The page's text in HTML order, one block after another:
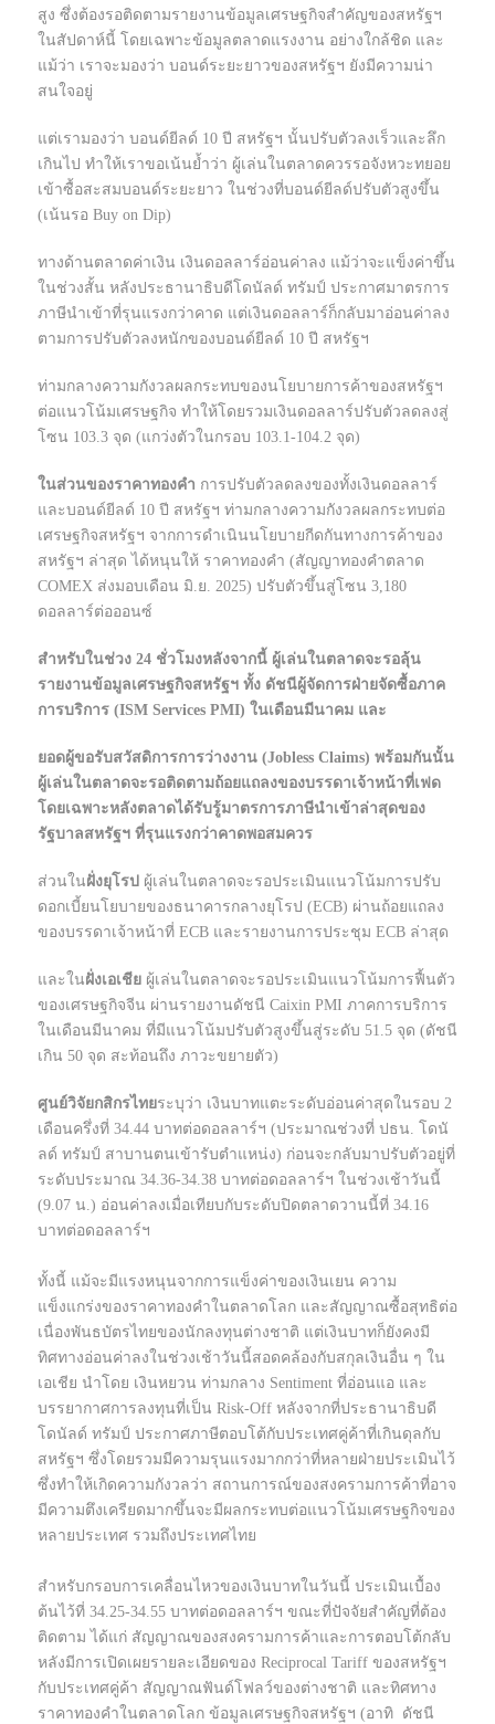
สูง ซึ่งต้องรอติดตามรายงานข้อมูลเศรษฐกิจสำคัญของสหรัฐฯ
ในสัปดาห์นี้ โดยเฉพาะข้อมูลตลาดแรงงาน อย่างใกล้ชิด และ
แม้ว่า เราจะมองว่า บอนด์ระยะยาวของสหรัฐฯ ยังมีความน่า
สนใจอยู่
แต่เรามองว่า บอนด์ยีลด์ 10 ปี สหรัฐฯ นั้นปรับตัวลงเร็วและลึก
เกินไป ทำให้เราขอเน้นย้ำว่า ผู้เล่นในตลาดควรรอจังหวะทยอย
เข้าซื้อสะสมบอนด์ระยะยาว ในช่วงที่บอนด์ยีลด์ปรับตัวสูงขึ้น
(เน้นรอ Buy on Dip)
ทางด้านตลาดค่าเงิน เงินดอลลาร์อ่อนค่าลง แม้ว่าจะแข็งค่าขึ้น
ในช่วงสั้น หลังประธานาธิบดีโดนัลด์ ทรัมป์ ประกาศมาตรการ
ภาษีนำเข้าที่รุนแรงกว่าคาด แต่เงินดอลลาร์ก็กลับมาอ่อนค่าลง
ตามการปรับตัวลงหนักของบอนด์ยีลด์ 10 ปี สหรัฐฯ
ท่ามกลางความกังวลผลกระทบของนโยบายการค้าของสหรัฐฯ
ต่อแนวโน้มเศรษฐกิจ ทำให้โดยรวมเงินดอลลาร์ปรับตัวลดลงสู่
โซน 103.3 จุด (แกว่งตัวในกรอบ 103.1-104.2 จุด)
ในส่วนของราคาทองคำ การปรับตัวลดลงของทั้งเงินดอลลาร์
และบอนด์ยีลด์ 10 ปี สหรัฐฯ ท่ามกลางความกังวลผลกระทบต่อ
เศรษฐกิจสหรัฐฯ จากการดำเนินนโยบายกีดกันทางการค้าของ
สหรัฐฯ ล่าสุด ได้หนุนให้ ราคาทองคำ (สัญญาทองคำตลาด
COMEX ส่งมอบเดือน มิ.ย. 2025) ปรับตัวขึ้นสู่โซน 3,180
ดอลลาร์ต่อออนซ์
สำหรับในช่วง 24 ชั่วโมงหลังจากนี้ ผู้เล่นในตลาดจะรอลุ้น
รายงานข้อมูลเศรษฐกิจสหรัฐฯ ทั้ง ดัชนีผู้จัดการฝ่ายจัดซื้อภาค
การบริการ (ISM Services PMI) ในเดือนมีนาคม และ
ยอดผู้ขอรับสวัสดิการการว่างงาน (Jobless Claims) พร้อมกันนั้น
ผู้เล่นในตลาดจะรอติดตามถ้อยแถลงของบรรดาเจ้าหน้าที่เฟด
โดยเฉพาะหลังตลาดได้รับรู้มาตรการภาษีนำเข้าล่าสุดของ
รัฐบาลสหรัฐฯ ที่รุนแรงกว่าคาดพอสมควร
ส่วนในฝั่งยุโรป ผู้เล่นในตลาดจะรอประเมินแนวโน้มการปรับ
ดอกเบี้ยนโยบายของธนาคารกลางยุโรป (ECB) ผ่านถ้อยแถลง
ของบรรดาเจ้าหน้าที่ ECB และรายงานการประชุม ECB ล่าสุด
และในฝั่งเอเชีย ผู้เล่นในตลาดจะรอประเมินแนวโน้มการฟื้นตัว
ของเศรษฐกิจจีน ผ่านรายงานดัชนี Caixin PMI ภาคการบริการ
ในเดือนมีนาคม ที่มีแนวโน้มปรับตัวสูงขึ้นสู่ระดับ 51.5 จุด (ดัชนี
เกิน 50 จุด สะท้อนถึง ภาวะขยายตัว)
ศูนย์วิจัยกสิกรไทยระบุว่า เงินบาทแตะระดับอ่อนค่าสุดในรอบ 2
เดือนครึ่งที่ 34.44 บาทต่อดอลลาร์ฯ (ประมาณช่วงที่ ปธน. โดนั
ลด์ ทรัมป์ สาบานตนเข้ารับตำแหน่ง) ก่อนจะกลับมาปรับตัวอยู่ที่
ระดับประมาณ 34.36-34.38 บาทต่อดอลลาร์ฯ ในช่วงเช้าวันนี้
(9.07 น.) อ่อนค่าลงเมื่อเทียบกับระดับปิดตลาดวานนี้ที่ 34.16
บาทต่อดอลลาร์ฯ
ทั้งนี้ แม้จะมีแรงหนุนจากการแข็งค่าของเงินเยน ความ
แข็งแกร่งของราคาทองคำในตลาดโลก และสัญญาณซื้อสุทธิต่อ
เนื่องพันธบัตรไทยของนักลงทุนต่างชาติ แต่เงินบาทก็ยังคงมี
ทิศทางอ่อนค่าลงในช่วงเช้าวันนี้สอดคล้องกับสกุลเงินอื่น ๆ ใน
เอเชีย นำโดย เงินหยวน ท่ามกลาง Sentiment ที่อ่อนแอ และ
บรรยากาศการลงทุนที่เป็น Risk-Off หลังจากที่ประธานาธิบดี
โดนัลด์ ทรัมป์ ประกาศภาษีตอบโต้กับประเทศคู่ค้าที่เกินดุลกับ
สหรัฐฯ ซึ่งโดยรวมมีความรุนแรงมากกว่าที่หลายฝ่ายประเมินไว้
ซึ่งทำให้เกิดความกังวลว่า สถานการณ์ของสงครามการค้าที่อาจ
มีความตึงเครียดมากขึ้นจะมีผลกระทบต่อแนวโน้มเศรษฐกิจของ
หลายประเทศ รวมถึงประเทศไทย
สำหรับกรอบการเคลื่อนไหวของเงินบาทในวันนี้ ประเมินเบื้อง
ต้นไว้ที่ 34.25-34.55 บาทต่อดอลลาร์ฯ ขณะที่ปัจจัยสำคัญที่ต้อง
ติดตาม ได้แก่ สัญญาณของสงครามการค้าและการตอบโต้กลับ
หลังมีการเปิดเผยรายละเอียดของ Reciprocal Tariff ของสหรัฐฯ
กับประเทศคู่ค้า สัญญาณฟันด์โฟลว์ของต่างชาติ และทิศทาง
ราคาทองคำในตลาดโลก ข้อมูลเศรษฐกิจสหรัฐฯ (อาทิ ดัชนี